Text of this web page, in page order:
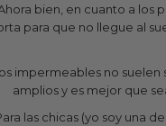
bien, en cuanto a los
para que no llegue al
impermeables no suelen
amplios y es mejor que
las chicas (yo soy una